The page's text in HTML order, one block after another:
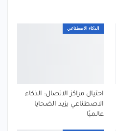
الذكاء الاصطناعي
احتيال مراكز الاتصال: الذكاء
الاصطناعي يزيد الضحايا
عالميًا